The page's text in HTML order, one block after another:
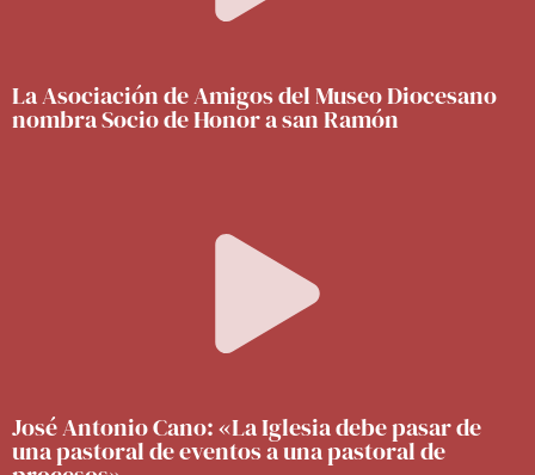
La Asociación de Amigos del Museo Diocesano
nombra Socio de Honor a san Ramón
José Antonio Cano: «La Iglesia debe pasar de
una pastoral de eventos a una pastoral de